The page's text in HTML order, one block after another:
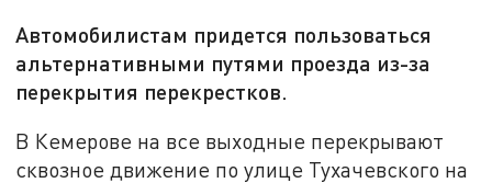
Автомобилистам придется пользоваться
альтернативными путями проезда из-за
перекрытия перекрестков.
В Кемерове на все выходные перекрывают
сквозное движение по улице Тухачевского на